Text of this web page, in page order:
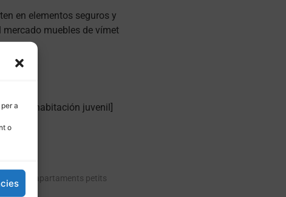
a
o
en elementos seguros y
muebles de vímet
la habitación juvenil]
per a apartaments petits